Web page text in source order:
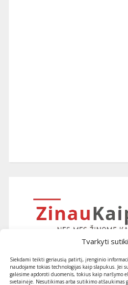
Tvarkyti
Siekdami teikti geriausią patirtį, įrenginio
naudojame tokias technologijas kaip slapukus. Jei
galėsime apdoroti duomenis, tokius kaip naršymo
svetainėje. Nesutikimas arba sutikimo atšaukimas